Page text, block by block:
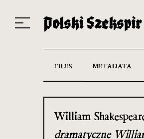
FILES METADATA
William
dramatyczne